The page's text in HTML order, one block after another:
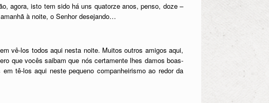
agora, isto tem sido há uns quatorze anos, penso, doze –
à noite, o Senhor desejando…
vê-los todos aqui nesta noite. Muitos outros amigos aqui,
que vocês saibam que nós certamente lhes damos boas-
tê-los aqui neste pequeno companheirismo ao redor da